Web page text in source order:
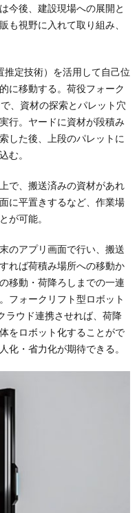
今後、建設現場への展開と
も視野に入れて取り組み、
推定技術）を活用して自己位
に移動する。荷役フォーク
、資材の探索とパレット穴
行。ヤードに資材が段積み
した後、上段のパレットに
む。
で、搬送済みの資材があれ
に平置きするなど、作業場
が可能。
のアプリ画面で行い、搬送
れば荷積み場所への移動か
移動・荷降ろしまでの一連
フォークリフト型ロボット
ラウド連携させれば、荷降
をロボット化することがで
化・省力化が期待できる。